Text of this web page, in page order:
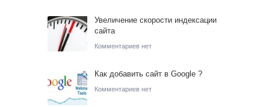
Увеличение скорости индексации
сайта
Комментариев нет
Как добавить сайт в Google ?
Комментариев нет